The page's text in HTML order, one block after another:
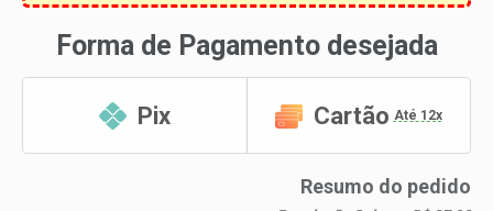
Forma de Pagamento desejada
Pix CartãoAté 12x
Resumo do pedido